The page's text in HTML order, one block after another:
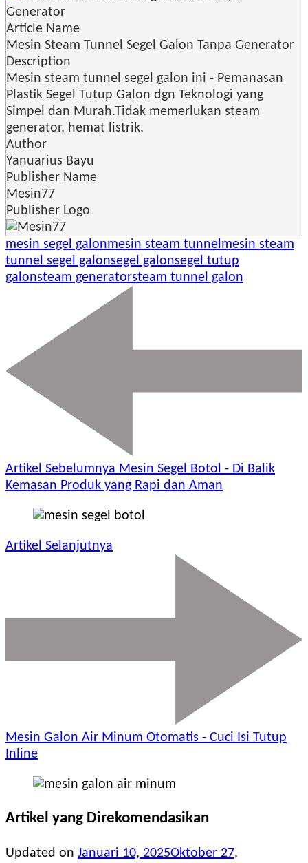
Article Name
Mesin Steam Tunnel Segel Galon Tanpa Generator
Description
Mesin steam tunnel segel galon ini - Pemanasan
Plastik Segel Tutup Galon dgn Teknologi yang
Simpel dan Murah.Tidak memerlukan steam
generator, hemat listrik.
Author
Yanuarius Bayu
Publisher Name
Mesin77
Publisher Logo
mesin segel galonmesin steam tunnelmesin steam
tunnel segel galonsegel galonsegel tutup
galonsteam generatorsteam tunnel galon
Artikel Sebelumnya Mesin Segel Botol - Di Balik
Kemasan Produk yang Rapi dan Aman
Artikel Selanjutnya
Mesin Galon Air Minum Otomatis - Cuci Isi Tutup
Inline
Artikel yang Direkomendasikan
Updated on Januari 10, 2025Oktober 27,